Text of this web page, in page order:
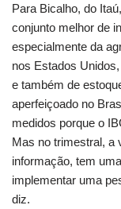
Para Bicalho, do
conjunto melhor de
especialmente da
nos Estados
e também de
aperfeiçoado no
medidos porque o
Mas no trimestral, a
informação, tem
implementar uma
diz.